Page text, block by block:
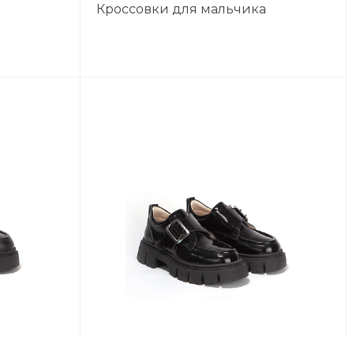
Кроссовки для мальчика